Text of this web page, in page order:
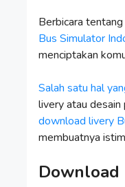
Berbicara
Bus Simulator
menciptakan
Salah satu hal
livery atau desain
download livery
membuatnya
Download